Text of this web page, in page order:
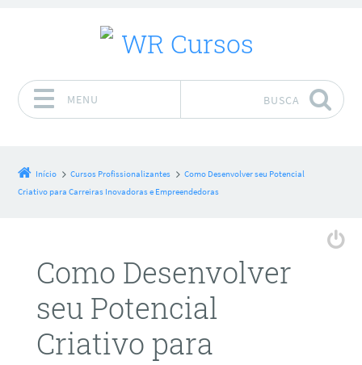
MENU BUSCA
Início Cursos Profissionalizantes
Como Desenvolver seu Potencial
Criativo para Carreiras Inovadoras e Empreendedoras
Como Desenvolver
seu Potencial
Criativo para